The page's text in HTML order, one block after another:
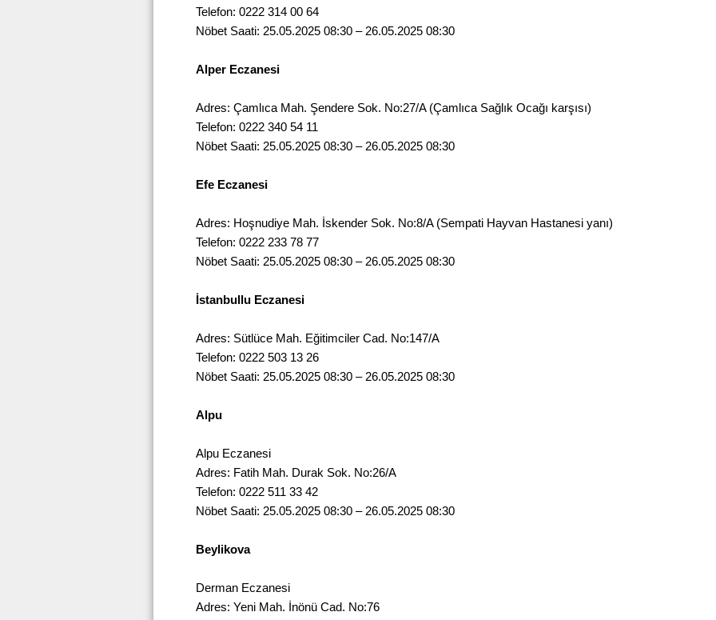
Telefon: 0222 314 00 64
Nöbet Saati: 25.05.2025 08:30 – 26.05.2025 08:30
Alper Eczanesi
Adres: Çamlıca Mah. Şendere Sok. No:27/A (Çamlıca Sağlık Ocağı karşısı)
Telefon: 0222 340 54 11
Nöbet Saati: 25.05.2025 08:30 – 26.05.2025 08:30
Efe Eczanesi
Adres: Hoşnudiye Mah. İskender Sok. No:8/A (Sempati Hayvan Hastanesi yanı)
Telefon: 0222 233 78 77
Nöbet Saati: 25.05.2025 08:30 – 26.05.2025 08:30
İstanbullu Eczanesi
Adres: Sütlüce Mah. Eğitimciler Cad. No:147/A
Telefon: 0222 503 13 26
Nöbet Saati: 25.05.2025 08:30 – 26.05.2025 08:30
Alpu
Alpu Eczanesi
Adres: Fatih Mah. Durak Sok. No:26/A
Telefon: 0222 511 33 42
Nöbet Saati: 25.05.2025 08:30 – 26.05.2025 08:30
Beylikova
Derman Eczanesi
Adres: Yeni Mah. İnönü Cad. No:76